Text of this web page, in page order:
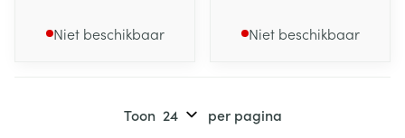
Niet beschikbaar Niet beschikbaar
Toon per pagina